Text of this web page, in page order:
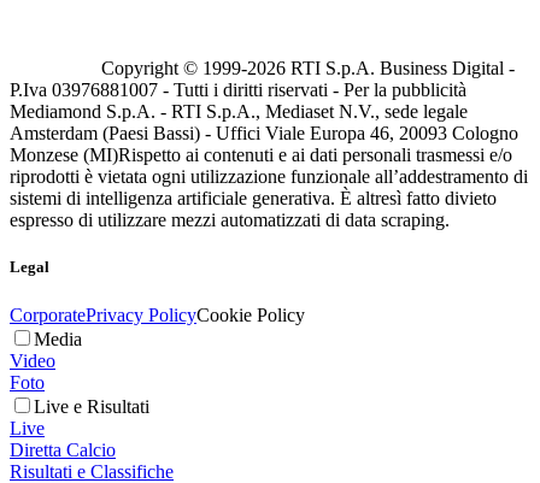
Copyright © 1999-2026 RTI S.p.A. Business Digital -
P.Iva 03976881007 - Tutti i diritti riservati - Per la pubblicità
Mediamond S.p.A. - RTI S.p.A., Mediaset N.V., sede legale
Amsterdam (Paesi Bassi) - Uffici Viale Europa 46, 20093 Cologno
Monzese (MI)Rispetto ai contenuti e ai dati personali trasmessi e/o
riprodotti è vietata ogni utilizzazione funzionale all’addestramento di
sistemi di intelligenza artificiale generativa. È altresì fatto divieto
espresso di utilizzare mezzi automatizzati di data scraping.
Legal
CorporatePrivacy PolicyCookie Policy
Media
Video
Foto
Live e Risultati
Live
Diretta Calcio
Risultati e Classifiche